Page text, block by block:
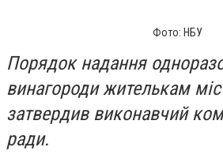
Фото: НБУ
Порядок надання
винагороди жителькам
затвердив виконавчий
ради.